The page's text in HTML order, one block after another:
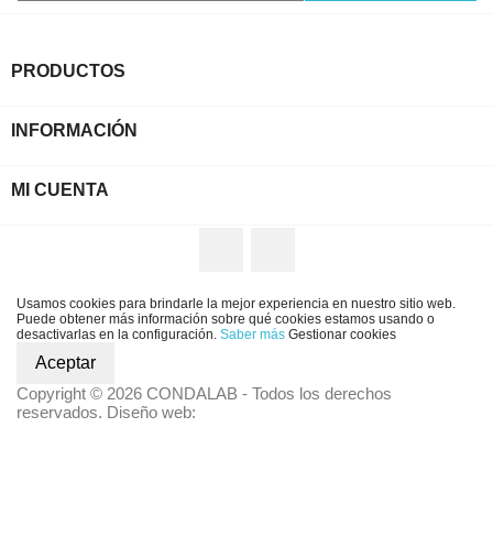
PRODUCTOS
INFORMACIÓN
MI CUENTA
Usamos cookies para brindarle la mejor experiencia en nuestro sitio web.
Puede obtener más información sobre qué cookies estamos usando o
desactivarlas en la configuración. Saber más Gestionar cookies
Aceptar
Copyright © 2026 CONDALAB - Todos los derechos
reservados. Diseño web: